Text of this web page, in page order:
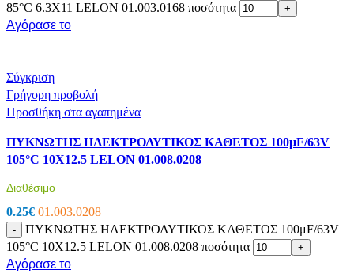
85°C 6.3X11 LELON 01.003.0168 ποσότητα
+
Αγόρασε το
Σύγκριση
Γρήγορη προβολή
Προσθήκη στα αγαπημένα
ΠΥΚΝΩΤΗΣ ΗΛΕΚΤΡΟΛΥΤΙΚΟΣ ΚΑΘΕΤΟΣ 100μF/63V
105°C 10X12.5 LELON 01.008.0208
Διαθέσιμο
0.25€ 01.003.0208
-
ΠΥΚΝΩΤΗΣ ΗΛΕΚΤΡΟΛΥΤΙΚΟΣ ΚΑΘΕΤΟΣ 100μF/63V
105°C 10X12.5 LELON 01.008.0208 ποσότητα
+
Αγόρασε το